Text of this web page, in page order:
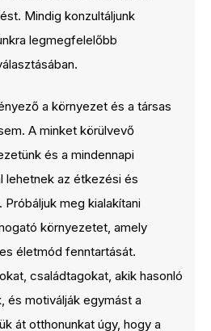
Mindig konzultáljunk
legmegfelelőbb
a környezet és a társas
A minket körülvevő
és a mindennapi
lehetnek az étkezési és
meg kialakítani
környezetet, amely
életmód fenntartását.
családtagokat, akik hasonló
és motiválják egymást a
át otthonunkat úgy, hogy a